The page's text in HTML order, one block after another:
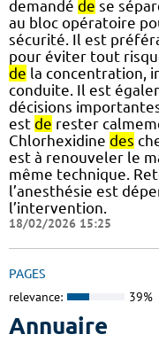
demandé de se
au bloc opératoire
sécurité. Il est
pour éviter tout
de la concentration,
conduite. Il est
décisions
est de rester
Chlorhexidine des
est à renouveler le
même technique.
l’anesthésie est
l’intervention.
18/02/2026 15:25
PAGES
relevance: 39%
Annuaire